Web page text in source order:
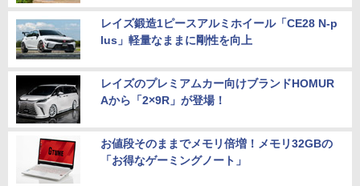
レイズ鍛造1ピースアルミホイール「CE28 N-p
lus」軽量なままに剛性を向上
レイズのプレミアムカー向けブランドHOMUR
Aから「2×9R」が登場！
お値段そのままでメモリ倍増！メモリ32GBの
「お得なゲーミングノート」